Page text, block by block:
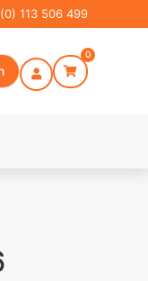
113 506 499
0